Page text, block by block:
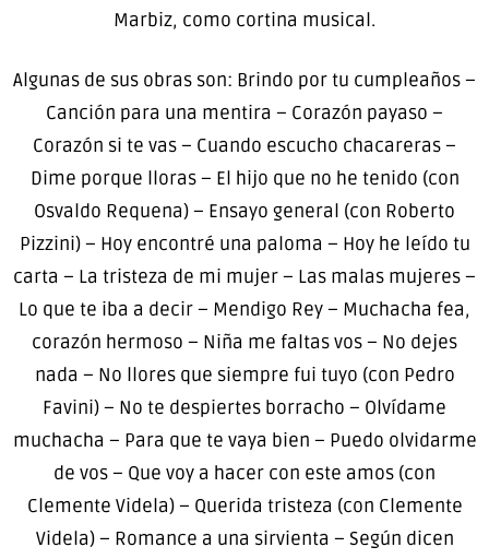
Marbiz, como cortina musical.
Algunas de sus obras son: Brindo por tu cumpleaños –
Canción para una mentira – Corazón payaso –
Corazón si te vas – Cuando escucho chacareras –
Dime porque lloras – El hijo que no he tenido (con
Osvaldo Requena) – Ensayo general (con Roberto
Pizzini) – Hoy encontré una paloma – Hoy he leído tu
carta – La tristeza de mi mujer – Las malas mujeres –
Lo que te iba a decir – Mendigo Rey – Muchacha fea,
corazón hermoso – Niña me faltas vos – No dejes
nada – No llores que siempre fui tuyo (con Pedro
Favini) – No te despiertes borracho – Olvídame
muchacha – Para que te vaya bien – Puedo olvidarme
de vos – Que voy a hacer con este amos (con
Clemente Videla) – Querida tristeza (con Clemente
Videla) – Romance a una sirvienta – Según dicen